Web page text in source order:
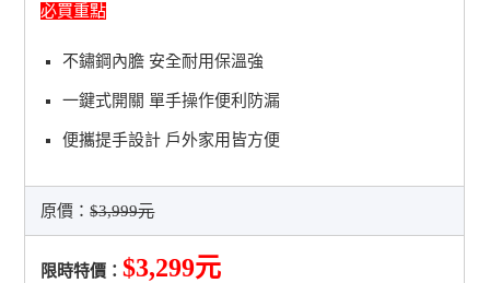
必買重點
不鏽鋼內膽 安全耐用保溫強
一鍵式開關 單手操作便利防漏
便攜提手設計 戶外家用皆方便
原價：$3,999元
限時特價：$3,299元